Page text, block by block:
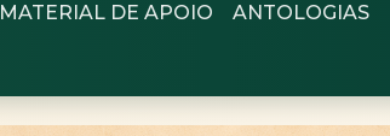
MATERIAL DE APOIO ANTOLOGIAS